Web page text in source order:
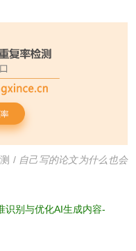
/ 自己写的论文为什么也会
识别与优化AI生成内容-